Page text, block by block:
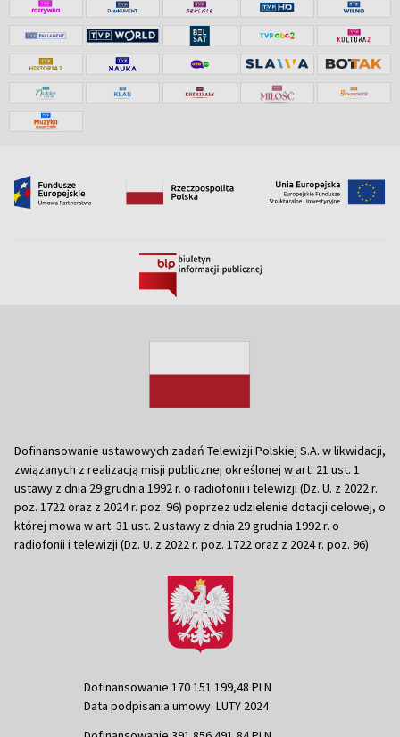
Dofinansowanie ustawowych zadań Telewizji Polskiej S.A. w likwidacji,
związanych z realizacją misji publicznej określonej w art. 21 ust. 1
ustawy z dnia 29 grudnia 1992 r. o radiofonii i telewizji (Dz. U. z 2022 r.
poz. 1722 oraz z 2024 r. poz. 96) poprzez udzielenie dotacji celowej, o
której mowa w art. 31 ust. 2 ustawy z dnia 29 grudnia 1992 r. o
radiofonii i telewizji (Dz. U. z 2022 r. poz. 1722 oraz z 2024 r. poz. 96)
Dofinansowanie 170 151 199,48 PLN
Data podpisania umowy: LUTY 2024